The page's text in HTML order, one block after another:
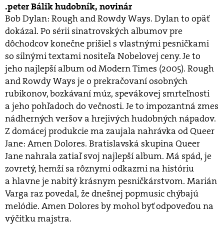
peter Bálik hudobník, novinár
Bob Dylan: Rough and Rowdy Ways. Dylan to opäť
dokázal. Po sérii sinatrovských albumov pre
dôchodcov konečne prišiel s vlastnými pesničkami
so silnými textami nositeľa Nobelovej ceny. Je to
jeho najlepší album od Modern Times (2005). Rough
and Rowdy Ways je o prekračovaní osobných
rubikonov, bozkávaní múz, spevákovej smrteľnosti
a jeho pohľadoch do večnosti. Je to impozantná zmes
nádherných veršov a hrejivých hudobných nápadov.
Z domácej produkcie ma zaujala nahrávka od Queer
Jane: Amen Dolores. Bratislavská skupina Queer
Jane nahrala zatiaľ svoj najlepší album. Má spád, je
zovretý, hemží sa rôznymi odkazmi na históriu
a hlavne je nabitý krásnym pesničkárstvom. Marián
Varga raz povedal, že dnešnej popmusic chýbajú
melódie. Amen Dolores by mohol byť odpoveďou na
výčitku majstra.